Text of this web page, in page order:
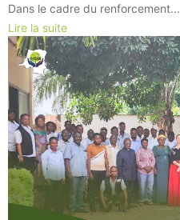
Dans le cadre du renforcement...
Lire la suite